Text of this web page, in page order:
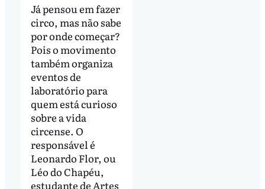
Já pensou em fazer
circo, mas não sabe
por onde começar?
Pois o movimento
também organiza
eventos de
laboratório para
quem está curioso
sobre a vida
circense. O
responsável é
Leonardo Flor, ou
Léo do Chapéu,
estudante de Artes